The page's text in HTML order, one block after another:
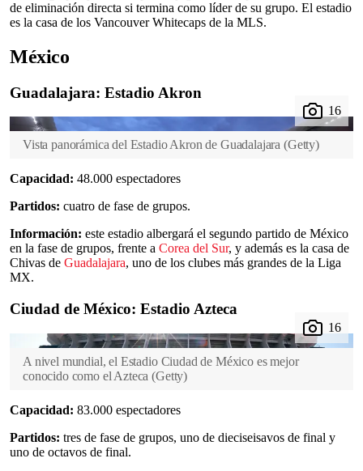
de eliminación directa si termina como líder de su grupo. El estadio
es la casa de los Vancouver Whitecaps de la MLS.
México
Guadalajara: Estadio Akron
Vista panorámica del Estadio Akron de Guadalajara (Getty)
Capacidad: 48.000 espectadores
Partidos: cuatro de fase de grupos.
Información: este estadio albergará el segundo partido de México
en la fase de grupos, frente a Corea del Sur, y además es la casa de
Chivas de Guadalajara, uno de los clubes más grandes de la Liga
MX.
Ciudad de México: Estadio Azteca
A nivel mundial, el Estadio Ciudad de México es mejor
conocido como el Azteca (Getty)
Capacidad: 83.000 espectadores
Partidos: tres de fase de grupos, uno de dieciseisavos de final y
uno de octavos de final.